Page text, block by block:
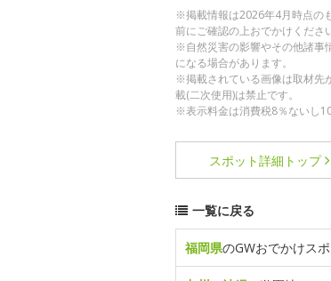
※掲載情報は2026年4月時点の
前にご確認の上おでかけくださ
※自然災害の影響やその他諸事
になる場合があります。
※掲載されている画像は取材先
載(二次使用)は禁止です。
※表示料金は消費税8％ないし
スポット詳細 トップ
一覧に戻る
福岡県のGWおでかけス